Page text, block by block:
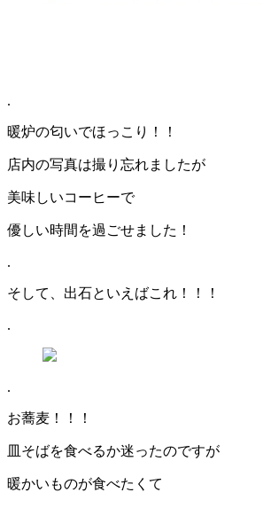
.
暖炉の匂いでほっこり！！
店内の写真は撮り忘れましたが
美味しいコーヒーで
優しい時間を過ごせました！
.
そして、出石といえばこれ！！！
.
.
お蕎麦！！！
皿そばを食べるか迷ったのですが
暖かいものが食べたくて